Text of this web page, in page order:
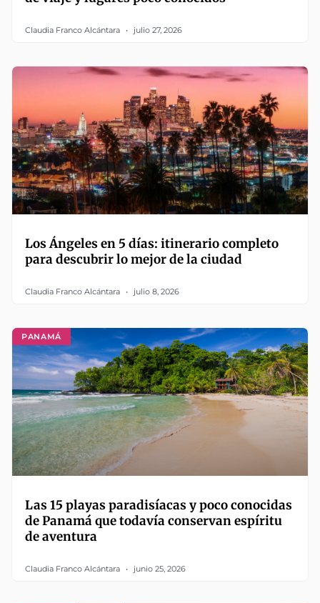
Claudia Franco Alcántara julio 27, 2026
Los Ángeles en 5 días: itinerario completo
para descubrir lo mejor de la ciudad
Claudia Franco Alcántara julio 8, 2026
PANAMÁ
Las 15 playas paradisíacas y poco conocidas
de Panamá que todavía conservan espíritu
de aventura
Claudia Franco Alcántara junio 25, 2026